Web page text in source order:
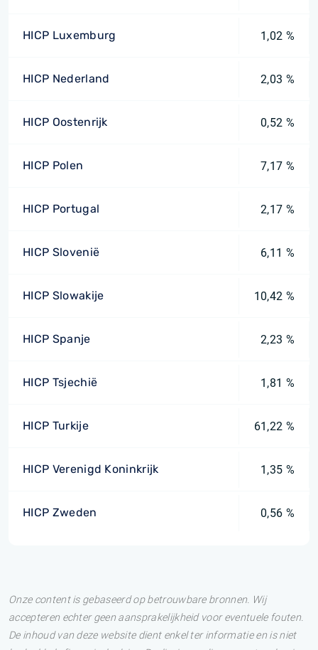
HICP Luxemburg 1,02 %
HICP Nederland 2,03 %
HICP Oostenrijk 0,52 %
HICP Polen 7,17 %
HICP Portugal 2,17 %
HICP Slovenië 6,11 %
HICP Slowakije 10,42 %
HICP Spanje 2,23 %
HICP Tsjechië 1,81 %
HICP Turkije 61,22 %
HICP Verenigd Koninkrijk 1,35 %
HICP Zweden 0,56 %
Onze content is gebaseerd op betrouwbare bronnen. Wij
accepteren echter geen aansprakelijkheid voor eventuele fouten.
De inhoud van deze website dient enkel ter informatie en is niet